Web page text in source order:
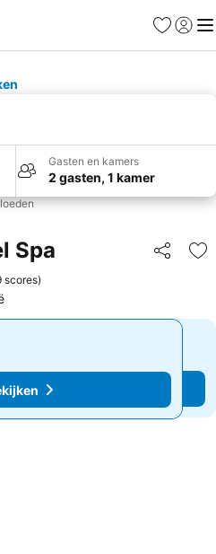
Favorieten
Gasten en kamers
2 gasten, 1 kamer
Spa Delen
scores)